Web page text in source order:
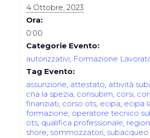
4 Ottobre, 2023
Ora:
0:00
Categorie Evento:
autorizzativi, Formazione
Tag Evento:
assunzione, attestato, attività
cna la spezia, consubim, corsi,
finanziati, corso ots, ecipa, ecipa
formazione, operatore tecnico
ots, qualifica professionale,
shore, sommozzatori, subacqueo